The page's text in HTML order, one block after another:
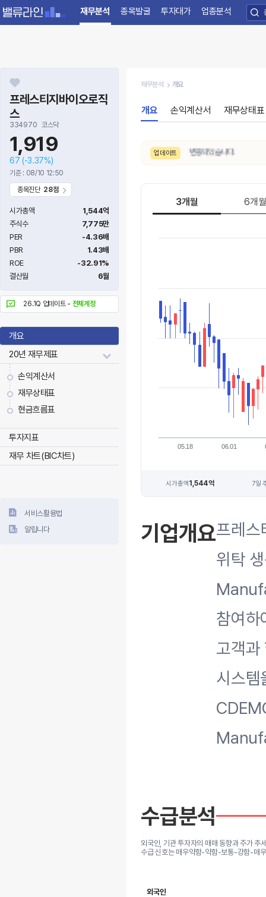
재무분석 종목발굴 투자대가 업종분석
프레스티지바이오로직
스
334970 코스닥
1,919
67 (-3.37%)
기준 : 08/10 12:50
종목진단 28점
시가총액
1,544억
주식수
7,775만
PER
-4.36배
PBR
1.43배
ROE
-32.91%
결산월
6월
26.1Q 업데이트 - 전체계정
개요
20년 재무제표
손익계산서
재무상태표
현금흐름표
투자지표
재무 차트(BIC차트)
서비스활용법
알립니다
재무분석 개요
개요 손익계산서 재무상태표
업데이트
약함 → 매우강함으로 변동되었습니다.
3개월 6개월
05.18 06.01
시가총액1,544억 7일
기업개요프레스
위탁
참여하
고객
시스템
수급분석
외국인, 기관 투자자의 매매 동향과 주가 추
수급 신호는 매우약함-약함-보통-강함-매
외국인